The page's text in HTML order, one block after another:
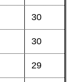
30
30
29